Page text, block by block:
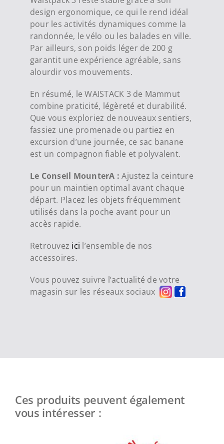
design ergonomique, ce qui le rend idéal
pour les activités dynamiques comme la
randonnée, le vélo ou les balades en ville.
Par ailleurs, son poids léger de 200 g
garantit une expérience agréable, sans
alourdir vos mouvements.
En résumé, le WAISTACK 3 de Mammut
combine praticité, légèreté et durabilité.
Que vous exploriez de nouveaux sentiers,
fassiez une promenade ou partiez en
excursion d’une journée, ce sac banane
est un compagnon fiable et polyvalent.
Le Conseil MounterA :Ajustez la ceinture
pour un maintien optimal avant chaque
départ. Placez les objets fréquemment
utilisés dans la poche avant pour un
accès rapide.
Retrouvez ici l’ensemble de nos
accessoires.
Vous pouvez suivre l’actualité de votre
magasin sur les réseaux sociaux
Ces produits peuvent également
vous intéresser :